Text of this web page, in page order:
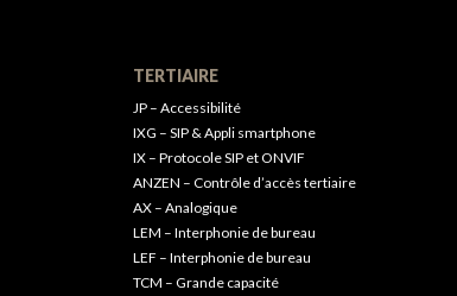
TERTIAIRE
JP – Accessibilité
IXG – SIP & Appli smartphone
IX – Protocole SIP et ONVIF
ANZEN – Contrôle d’accès tertiaire
AX – Analogique
LEM – Interphonie de bureau
LEF – Interphonie de bureau
TCM – Grande capacité